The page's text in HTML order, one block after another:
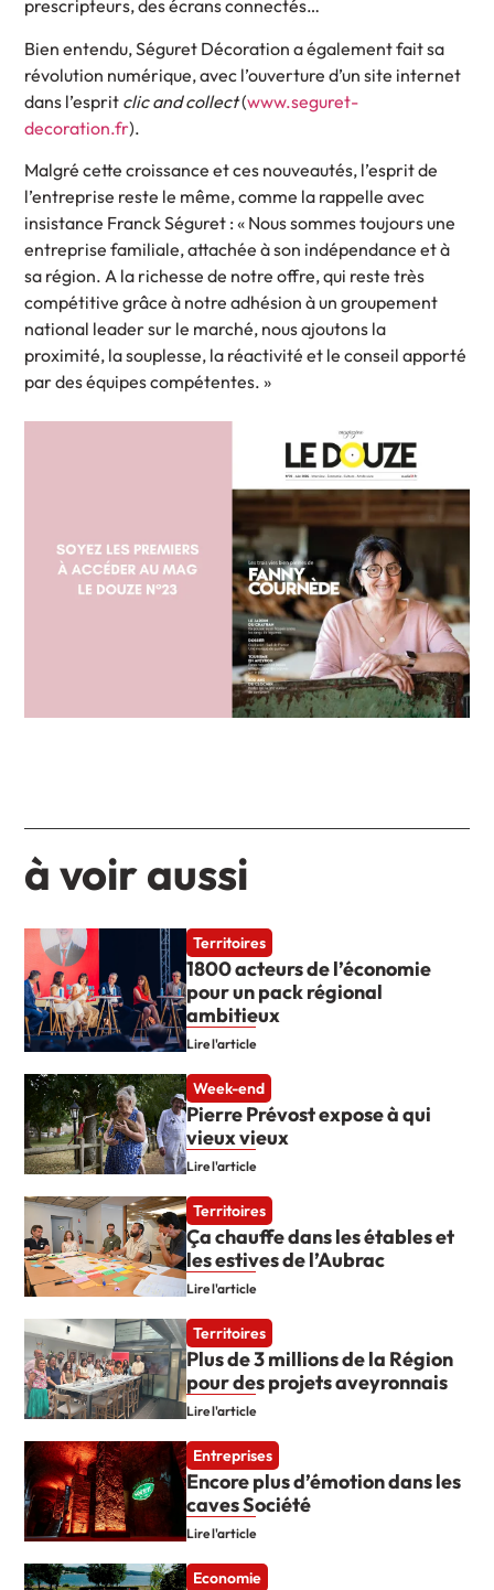
prescripteurs, des écrans connectés…
Bien entendu, Séguret Décoration a également fait sa
révolution numérique, avec l’ouverture d’un site internet
dans l’esprit clic and collect(www.seguret-
decoration.fr).
Malgré cette croissance et ces nouveautés, l’esprit de
l’entreprise reste le même, comme la rappelle avec
insistance Franck Séguret : « Nous sommes toujours une
entreprise familiale, attachée à son indépendance et à
sa région. A la richesse de notre offre, qui reste très
compétitive grâce à notre adhésion à un groupement
national leader sur le marché, nous ajoutons la
proximité, la souplesse, la réactivité et le conseil apporté
par des équipes compétentes. »
à voir aussi
Territoires
1800 acteurs de l’économie
pour un pack régional
ambitieux
Lire l'article
Week-end
Pierre Prévost expose à qui
vieux vieux
Lire l'article
Territoires
Ça chauffe dans les étables et
les estives de l’Aubrac
Lire l'article
Territoires
Plus de 3 millions de la Région
pour des projets aveyronnais
Lire l'article
Entreprises
Encore plus d’émotion dans les
caves Société
Lire l'article
Economie